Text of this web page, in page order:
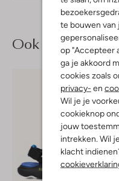
te bouwen van
op "Accepteer
ga je akkoord
cookies zoals
privacy- en
Wil je je
cookieknop
jouw
intrekken. Wil
klacht
Ook iets voor